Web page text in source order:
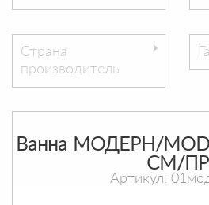
Страна
производитель
Ванна МОДЕРН/
СМ/ПР
Артикул: